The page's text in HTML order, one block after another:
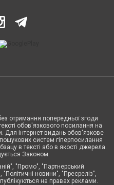
отримання попередньої згоди
обов'язкового посилання на
Для інтернет-видань обов'язкове
систем гіперпосилання
в тексті або в якості джерела.
Законом.
"Промо", "Партнерський
новини", "Пресреліз",
на правах реклами.